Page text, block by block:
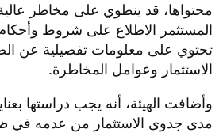
محتواها، قد ينطوي على مخاطر
المستثمر الاطلاع على شروط
تحتوي على معلومات تفصيلية عن
الاستثمار وعوامل المخاطرة.
وأضافت الهيئة، أنه يجب دراستها
مدى جدوى الاستثمار من عدمه في